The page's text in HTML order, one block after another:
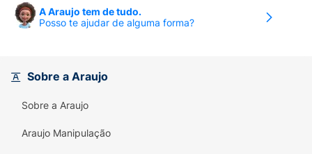
Traços precisos para olhos e sobrancelhas;
preenchidos;
Compatível com produtos em creme, pó e
Cerdas sintéticas de qualidade profissional;
A Araujo tem de tudo.
Posso te ajudar de alguma forma?
Sobre a Araujo
Sobre a Araujo
Araujo Manipulação